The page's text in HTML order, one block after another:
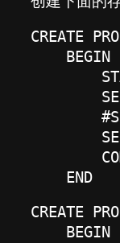
CREATE
    BEGIN
START
    END
CREATE
    BEGIN